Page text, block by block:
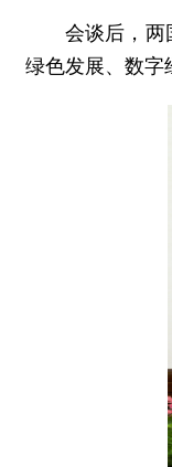
会谈后，两
绿色发展、数字